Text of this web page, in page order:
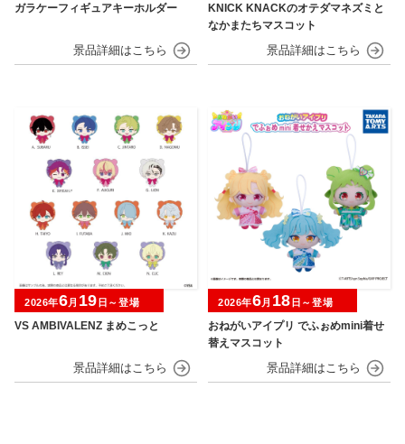
ガラケーフィギュアキーホルダー
KNICK KNACKのオテダマネズミと
なかまたちマスコット
VS AMBIVALENZ まめこっと
2026年6月 19 日～登場
おねがいアイプリ でふぉめmini着せ
替えマスコット
2026年6月 18 日～登場